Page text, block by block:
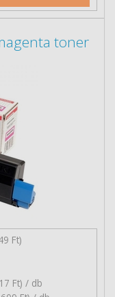
toner
Ft)
Ft) / db